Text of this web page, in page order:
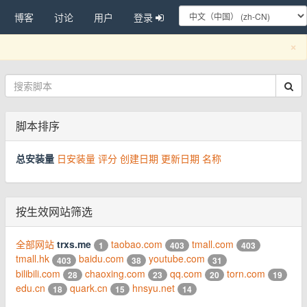
博客 讨论 用户 登录
×
脚本排序
总安装量 日安装量 评分 创建日期 更新日期 名称
按生效网站筛选
全部网站 trxs.me 1 taobao.com 403 tmall.com 403
tmall.hk 403 baidu.com 38 youtube.com 31
bilibili.com 28 chaoxing.com 23 qq.com 20 torn.com 19
edu.cn 18 quark.cn 15 hnsyu.net 14